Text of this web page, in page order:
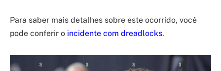
Para saber mais detalhes sobre este ocorrido, você
pode conferir o incidente com dreadlocks.